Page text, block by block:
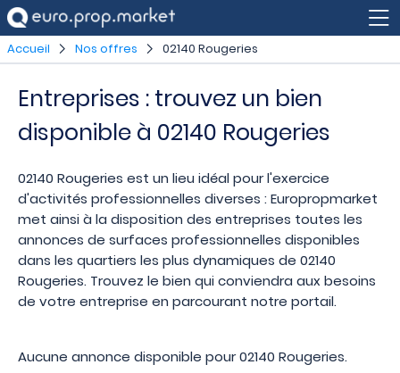
Accueil Nos offres 02140 Rougeries
Entreprises : trouvez un bien
disponible à 02140 Rougeries
02140 Rougeries est un lieu idéal pour l'exercice
d'activités professionnelles diverses : Europropmarket
met ainsi à la disposition des entreprises toutes les
annonces de surfaces professionnelles disponibles
dans les quartiers les plus dynamiques de 02140
Rougeries. Trouvez le bien qui conviendra aux besoins
de votre entreprise en parcourant notre portail.
Aucune annonce disponible pour 02140 Rougeries.